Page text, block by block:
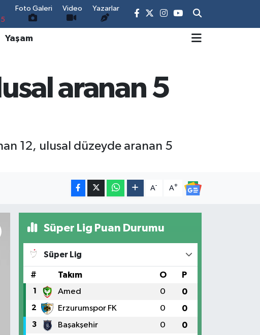
Foto Galeri Video Yazarlar
Yaşam
aranan 5
12, ulusal düzeyde aranan 5
A- A+
Süper Lig Puan Durumu
Süper Lig
# Takım O P
1 Amed 0 0
2 Erzurumspor FK 0 0
3 Başakşehir 0 0